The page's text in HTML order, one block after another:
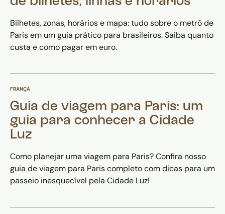
Bilhetes, zonas, horários e mapa: tudo sobre o metrô de
Paris em um guia prático para brasileiros. Saiba quanto
custa e como pagar em euro.
FRANÇA
Guia de viagem para Paris: um
guia para conhecer a Cidade
Luz
Como planejar uma viagem para Paris? Confira nosso
guia de viagem para Paris completo com dicas para um
passeio inesquecível pela Cidade Luz!